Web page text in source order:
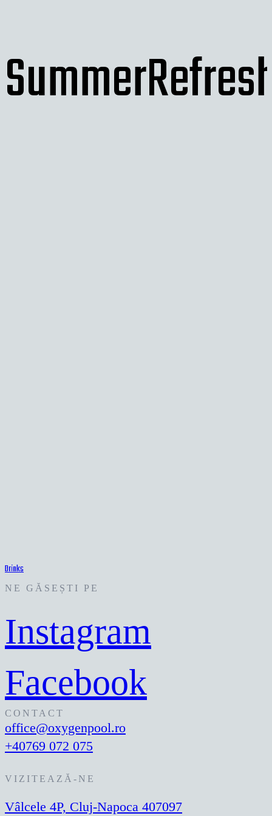
Drinks
NE GĂSEȘTI PE
Instagram
Facebook
CONTACT
office@oxygenpool.ro
+40769 072 075
VIZITEAZĂ-NE
Vâlcele 4P, Cluj-Napoca 407097